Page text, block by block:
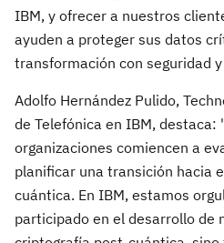
IBM, y ofrecer a nuestros
ayuden a proteger sus datos
transformación con seguridad
Adolfo Hernández Pulido,
de Telefónica en IBM, destaca:
organizaciones comiencen a
planificar una transición hacia
cuántica. En IBM, estamos
participado en el desarrollo de